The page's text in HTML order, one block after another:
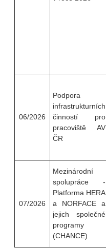
06/2026
Podpora
infrastrukturních
činností pro
pracoviště AV
ČR
07/2026
Mezinárodní
spolupráce -
Platforma HERA
a NORFACE a
jejich společné
programy
(CHANCE)